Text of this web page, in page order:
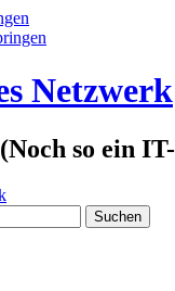
Netzwerk
so ein